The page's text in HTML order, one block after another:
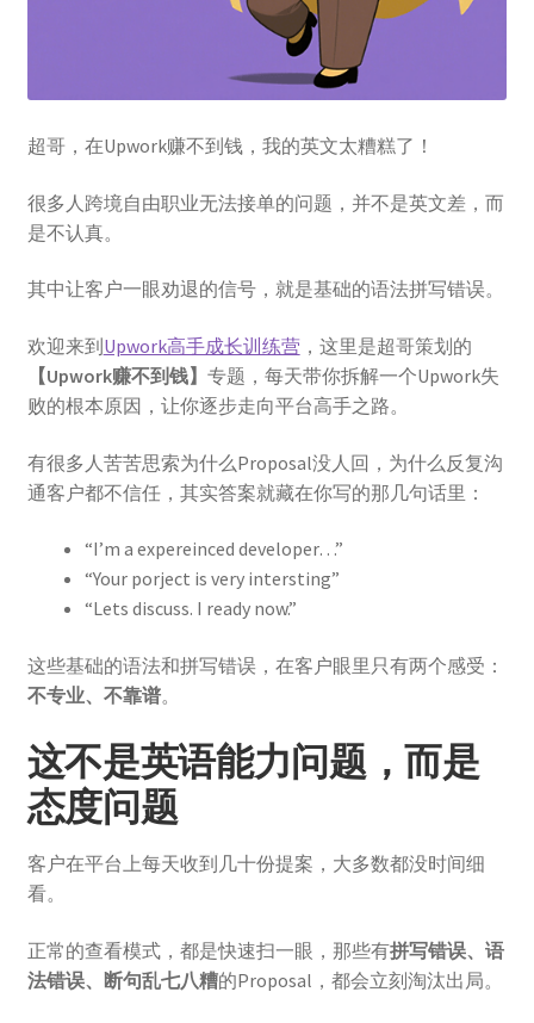
超哥，在Upwork赚不到钱，我的英文太糟糕了！
很多人跨境自由职业无法接单的问题，并不是英文差，而
是不认真。
其中让客户一眼劝退的信号，就是基础的语法拼写错误。
欢迎来到Upwork高手成长训练营，这里是超哥策划的
【Upwork赚不到钱】 专题，每天带你拆解一个Upwork失
败的根本原因，让你逐步走向平台高手之路。
有很多人苦苦思索为什么Proposal没人回，为什么反复沟
通客户都不信任，其实答案就藏在你写的那几句话里：
“I’m a expereinced developer…”
“Your porject is very intersting”
“Lets discuss. I ready now.”
这些基础的语法和拼写错误，在客户眼里只有两个感受：
不专业、不靠谱。
这不是英语能力问题，而是
态度问题
客户在平台上每天收到几十份提案，大多数都没时间细
看。
正常的查看模式，都是快速扫一眼，那些有拼写错误、语
法错误、断句乱七八糟的Proposal，都会立刻淘汰出局。